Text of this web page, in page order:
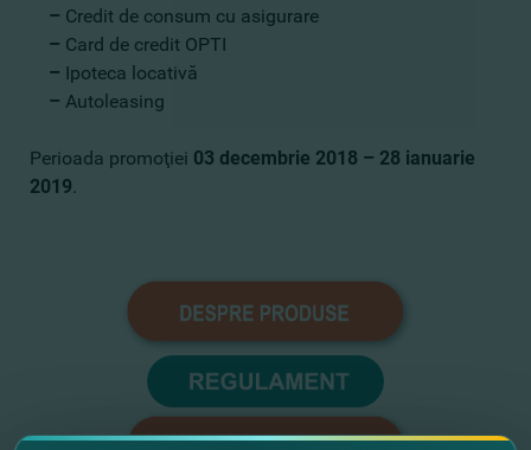
– Credit de consum cu asigurare
– Card de credit OPTI
– Ipoteca locativă
– Autoleasing
Perioada promoţiei 03 decembrie 2018 – 28 ianuarie
2019.